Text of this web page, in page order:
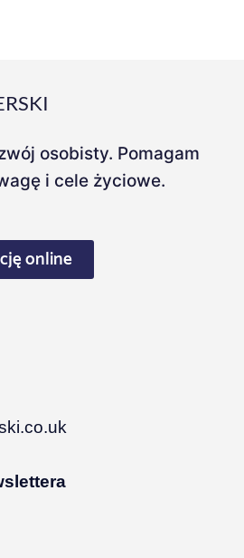
osobisty. Pomagam
i cele życiowe.
online